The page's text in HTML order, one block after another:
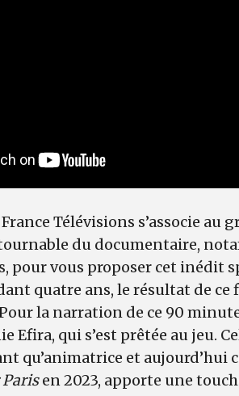
Télévisions s’associe au
du documentaire,
pour vous proposer cet inédit
quatre ans, le résultat de ce
la narration de ce 90
Efira, qui s’est prêtée au jeu.
qu’animatrice et aujourd’hui
en 2023, apporte une